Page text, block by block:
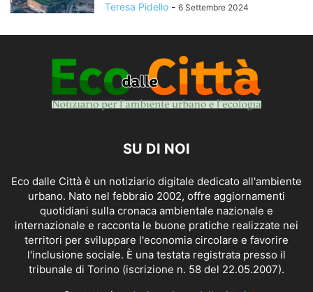
Teresa Pidello - 6 Settembre 2024
SU DI NOI
Eco dalle Città è un notiziario digitale dedicato all'ambiente
urbano. Nato nel febbraio 2002, offre aggiornamenti
quotidiani sulla cronaca ambientale nazionale e
internazionale e racconta le buone pratiche realizzate nei
territori per sviluppare l'economia circolare e favorire
l'inclusione sociale. È una testata registrata presso il
tribunale di Torino (iscrizione n. 58 del 22.05.2007).